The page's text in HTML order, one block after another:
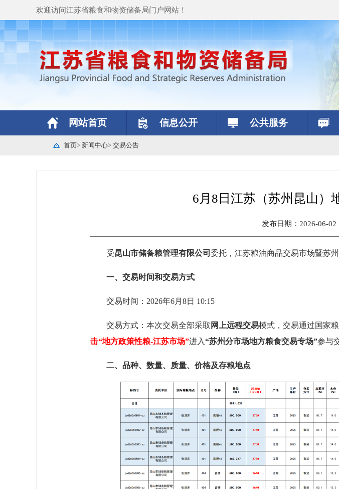
欢迎访问江苏省粮食和物资储备局门户网站！
网站首页 信息公开 公共服务
首页> 新闻中心> 交易公告
6月8日江苏（苏州昆山）
发布日期：2026-06-02
受昆山市储备粮管理有限公司 委托，江苏粮油商品交易市场暨苏
一、交易时间和交易方式
交易时间：2026年6月 8日 10:15
交易方式： 本次交易全部采取 网上远程交易模式，交易通过国家
击“地方政策性粮-江苏市场”进入“苏州分市场地方粮食交易专场”参与
二、 品种、数量、质量、价格及存粮地点